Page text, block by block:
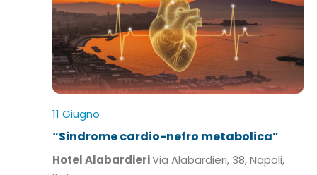
11 Giugno
“Sindrome cardio-nefro metabolica”
Hotel AlabardieriVia Alabardieri, 38, Napoli,